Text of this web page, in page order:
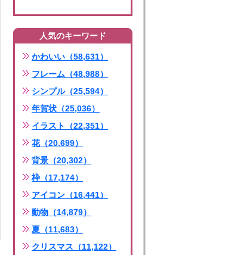
人気のキーワード
かわいい（58,631）
フレーム（48,988）
シンプル（25,594）
年賀状（25,036）
イラスト（22,351）
花（20,699）
背景（20,302）
枠（17,174）
アイコン（16,441）
動物（14,879）
夏（11,683）
クリスマス（11,122）